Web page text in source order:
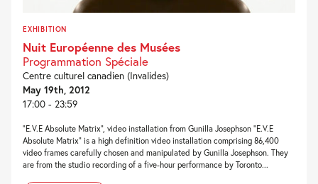
EXHIBITION
Nuit Européenne des Musées
Programmation Spéciale
Centre culturel canadien (Invalides)
May 19th, 2012
17:00 - 23:59
“E.V.E Absolute Matrix”, video installation from Gunilla Josephson “E.V.E
Absolute Matrix” is a high definition video installation comprising 86,400
video frames carefully chosen and manipulated by Gunilla Josephson. They
are from the studio recording of a five-hour performance by Toronto...